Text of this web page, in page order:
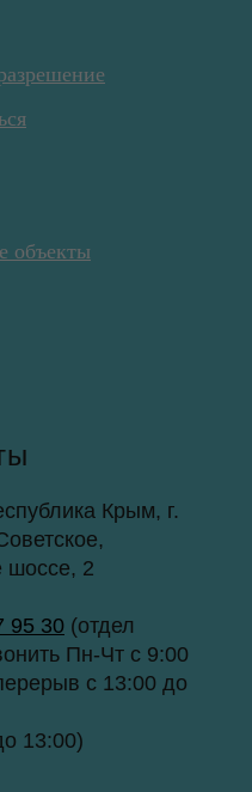
объекты
Крым, г.
шоссе, 2
95 30 (отдел
Пн-Чт с 9:00
с 13:00 до
13:00)